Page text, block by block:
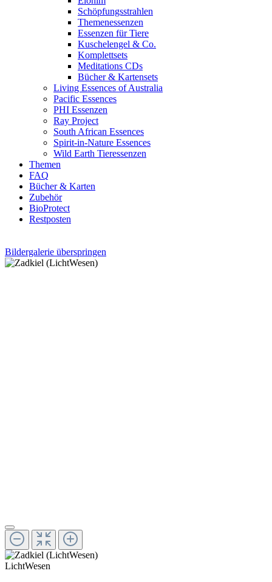
Schöpfungsstrahlen
Themenessenzen
Essenzen für Tiere
Kuschelengel & Co.
Komplettsets
Meditations CDs
Bücher & Kartensets
Living Essences of Australia
Pacific Essences
PHI Essenzen
Ray Project
South African Essences
Spirit-in-Nature Essences
Wild Earth Tieressenzen
Themen
FAQ
Bücher & Karten
Zubehör
BioProtect
Restposten
Bildergalerie überspringen
LichtWesen